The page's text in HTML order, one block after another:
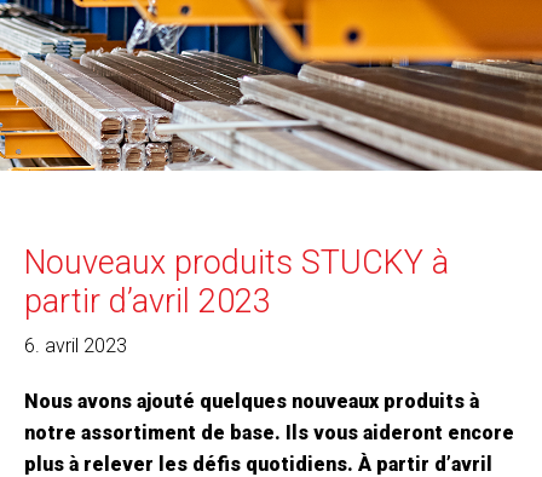
Nouveaux produits STUCKY à
partir d’avril 2023
6. avril 2023
Nous avons ajouté quelques nouveaux produits à
notre assortiment de base. Ils vous aideront encore
plus à relever les défis quotidiens. À partir d’avril